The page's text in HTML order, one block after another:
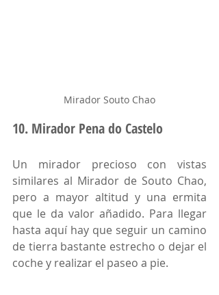
Mirador Souto Chao
10. Mirador Pena do Castelo
Un mirador precioso con vistas
similares al Mirador de Souto Chao,
pero a mayor altitud y una ermita
que le da valor añadido. Para llegar
hasta aquí hay que seguir un camino
de tierra bastante estrecho o dejar el
coche y realizar el paseo a pie.